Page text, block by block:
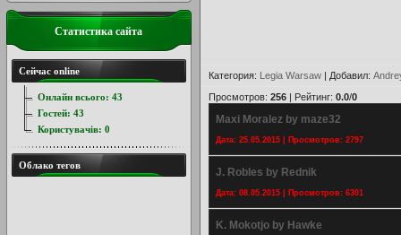
Категория: Legia Warsaw | Добавил:
Просмотров: 256 | Рейтинг: 0.0/0
Maxi Moralez by maze32
Дата: 25.05.2015 | Просмотров: 2797
J. Robles by Rednik
Дата: 08.05.2015 | Просмотров: 6301
K. Mokotjo by Hawke
Статистика сайта
Сейчас online
Онлайн всього: 43
Гостей: 43
Користувачів: 0
Облако тегов